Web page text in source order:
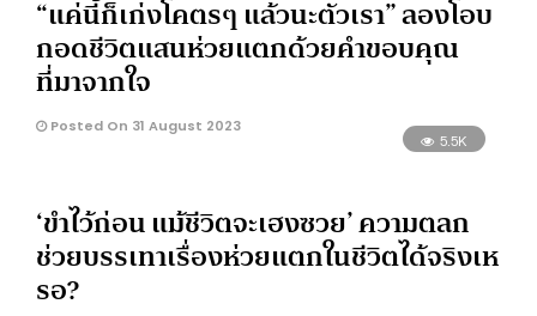
“แค่นี้ก็เก่งโคตรๆ แล้วนะตัวเรา” ลองโอบ
กอดชีวิตแสนห่วยแตกด้วยคำขอบคุณ
ที่มาจากใจ
Posted On 31 August 2023
5.5K
‘ขำไว้ก่อน แม้ชีวิตจะเฮงซวย’ ความตลก
ช่วยบรรเทาเรื่องห่วยแตกในชีวิตได้จริงเห
รอ?